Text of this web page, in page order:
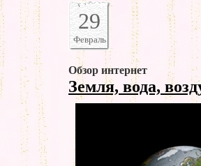
29
Февраль
Обзор интернет
Земля, вода,